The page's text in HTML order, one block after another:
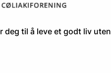
deg til å leve et godt liv uten